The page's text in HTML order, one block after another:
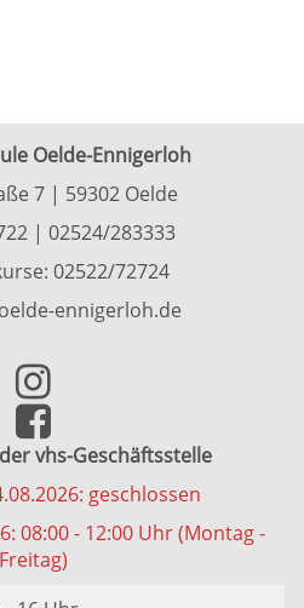
Oelde-Ennigerloh
7 | 59302 Oelde
| 02524/283333
02522/72724
ennigerloh.de
vhs-Geschäftsstelle
geschlossen
08:00 - 12:00 Uhr (Montag -
Freitag)